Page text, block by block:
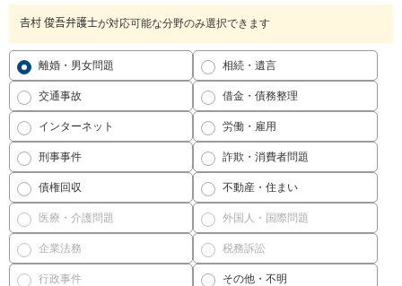
𠮷村 俊吾弁護士が対応可能な分野のみ選択できます
離婚・男女問題 相続・遺言
交通事故 借金・債務整理
インターネット 労働・雇用
刑事事件 詐欺・消費者問題
債権回収 不動産・住まい
医療・介護問題 外国人・国際問題
企業法務 税務訴訟
行政事件 その他・不明